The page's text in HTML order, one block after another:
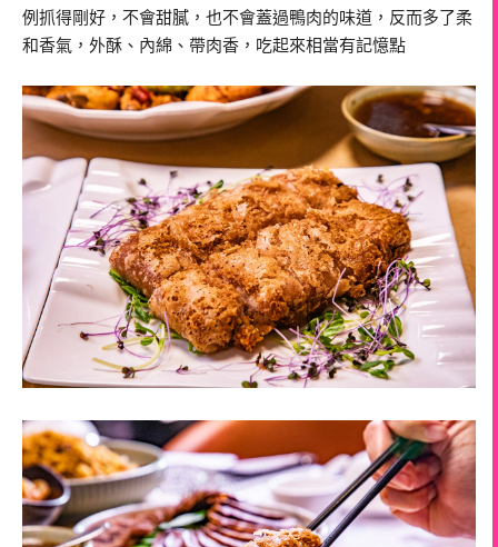
例抓得剛好，不會甜膩，也不會蓋過鴨肉的味道，反而多了柔
和香氣，外酥、內綿、帶肉香，吃起來相當有記憶點